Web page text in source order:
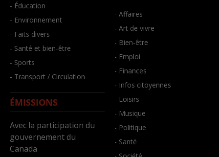
- Éducation
- Environnement
- Faits divers
- Santé et bien-être
- Sports
- Transport / Circulation
ÉMISSIONS
Avec la participation du
gouvernement du
Canada
- Affaires
- Art de vivre
- Bien-être
- Emploi
- Finances
- Infos citoyennes
- Loisirs
- Musique
- Politique
- Santé